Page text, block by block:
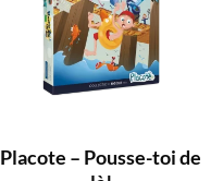
Placote – Pousse-toi de